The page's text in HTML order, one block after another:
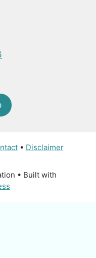
• Disclaimer
• Built with